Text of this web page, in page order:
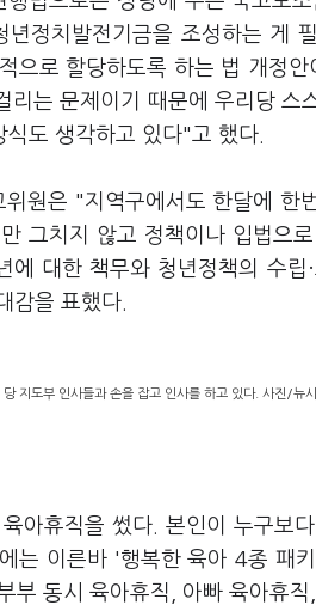
정치발전기금을 조성하는 게
으로 할당하도록 하는 법 개정안
는 문제이기 때문에 우리당 스
도 생각하고 있다"고 했다.
원은 "지역구에서도 한달에 한
그치지 않고 정책이나 입법으
대한 책무와 청년정책의 수립
감을 표했다.
지도부 인사들과 손을 잡고 인사를 하고 있다. 사진/뉴
아휴직을 썼다. 본인이 누구보
는 이른바 '행복한 육아 4종 패
동시 육아휴직, 아빠 육아휴직